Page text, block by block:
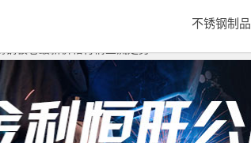
不锈钢制品